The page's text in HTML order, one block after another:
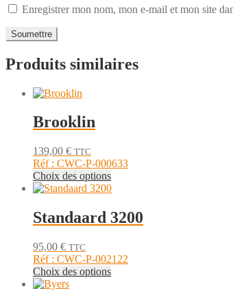
Enregistrer mon nom, mon e-mail et mon site
Produits similaires
Brooklin
139,00 € TTC
Réf : CWC-P-000633
Choix des optionsCe
produit
plusieurs
variations.
peuvent
être
Standaard 3200
95,00 € TTC
Réf : CWC-P-002122
Choix des optionsCe